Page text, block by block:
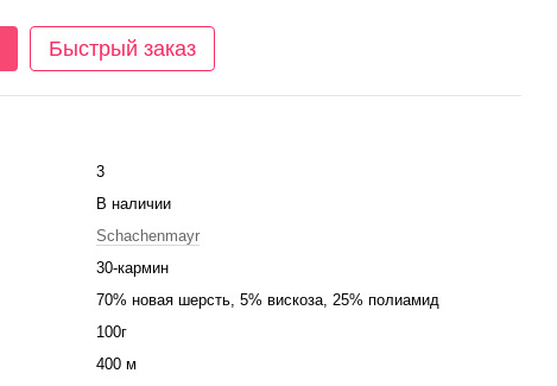
Быстрый заказ
3
В наличии
Schachenmayr
30-кармин
70% новая шерсть, 5% вискоза, 25% полиамид
100г
400 м